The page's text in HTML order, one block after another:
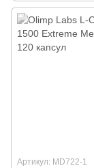
Артикул: MD722-1